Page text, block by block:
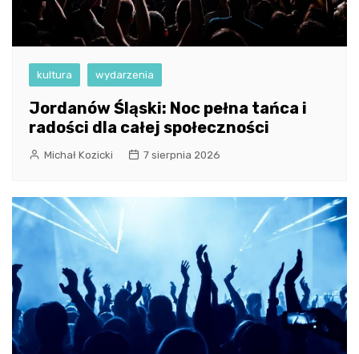
kultura wydarzenia
Jordanów Śląski: Noc pełna tańca i
radości dla całej społeczności
Michał Kozicki 7 sierpnia 2026